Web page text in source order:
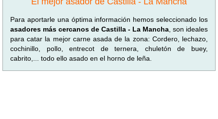
Para aportarle una óptima información hemos seleccionado los
asadores más cercanos de Castilla - La Mancha , son ideales
para catar la mejor carne asada de la zona: Cordero, lechazo,
cochinillo, pollo, entrecot de ternera, chuletón de buey,
cabrito,... todo ello asado en el horno de leña.